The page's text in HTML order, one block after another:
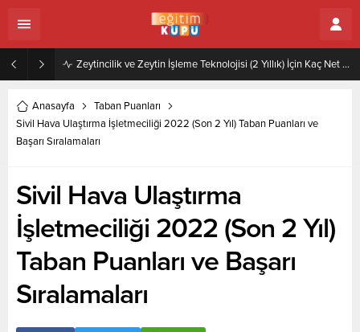
Zeytincilik ve Zeytin İşleme Teknolojisi (2 Yıllık) İçin Kaç Net Gerekir 2022
Anasayfa
Taban Puanları
Sivil Hava Ulaştırma İşletmeciliği 2022 (Son 2 Yıl) Taban Puanları ve
Başarı Sıralamaları
Sivil Hava Ulaştırma
İşletmeciliği 2022 (Son 2 Yıl)
Taban Puanları ve Başarı
Sıralamaları